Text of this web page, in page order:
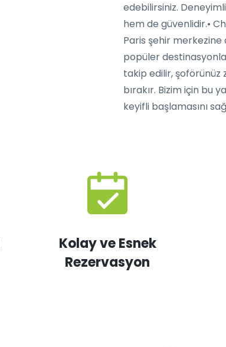
edebilirsiniz.
hem de güvenlidir.•
Paris şehir merkezine
popüler
takip edilir, şoförünüz
bırakır. Bizim için bu
keyifli başlamasını
Kolay ve Esnek
Rezervasyon